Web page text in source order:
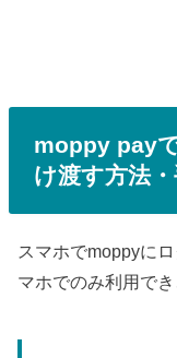
moppy pay
け渡す方法
スマホでmoppyに
マホでのみ利用で